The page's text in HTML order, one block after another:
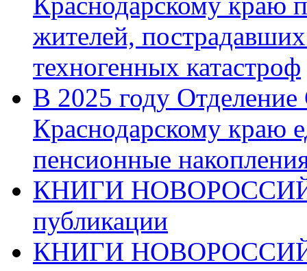
жителей,
техногенных катастроф
В 2025 году
Краснодарскому краю
пенсионные
КНИГИ
публикации
КНИГИ